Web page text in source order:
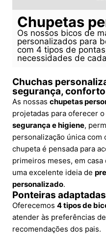
Chupetas
Os nossos bicos de
personalizados para
com 4 tipos de
necessidades de
Chuchas
segurança,
As nossas chupetas
projetadas para oferecer
segurança e higiene,
personalização única com
chupeta é pensada para
primeiros meses, em
uma excelente ideia de
personalizado.
Ponteiras
Oferecemos 4 tipos de
atender às preferências
recomendações dos pais.